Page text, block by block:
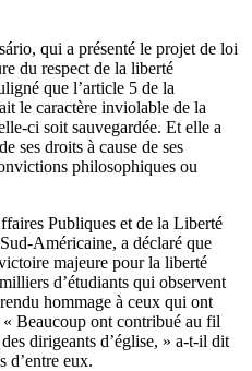
qui a présenté le projet de loi
du respect de la liberté
que l’article 5 de la
le caractère inviolable de la
ci soit sauvegardée. Et elle a
ses droits à cause de ses
philosophiques ou
Publiques et de la Liberté
Américaine, a déclaré que
majeure pour la liberté
d’étudiants qui observent
hommage à ceux qui ont
Beaucoup ont contribué au fil
dirigeants d’église, » a-t-il dit
d’entre eux.